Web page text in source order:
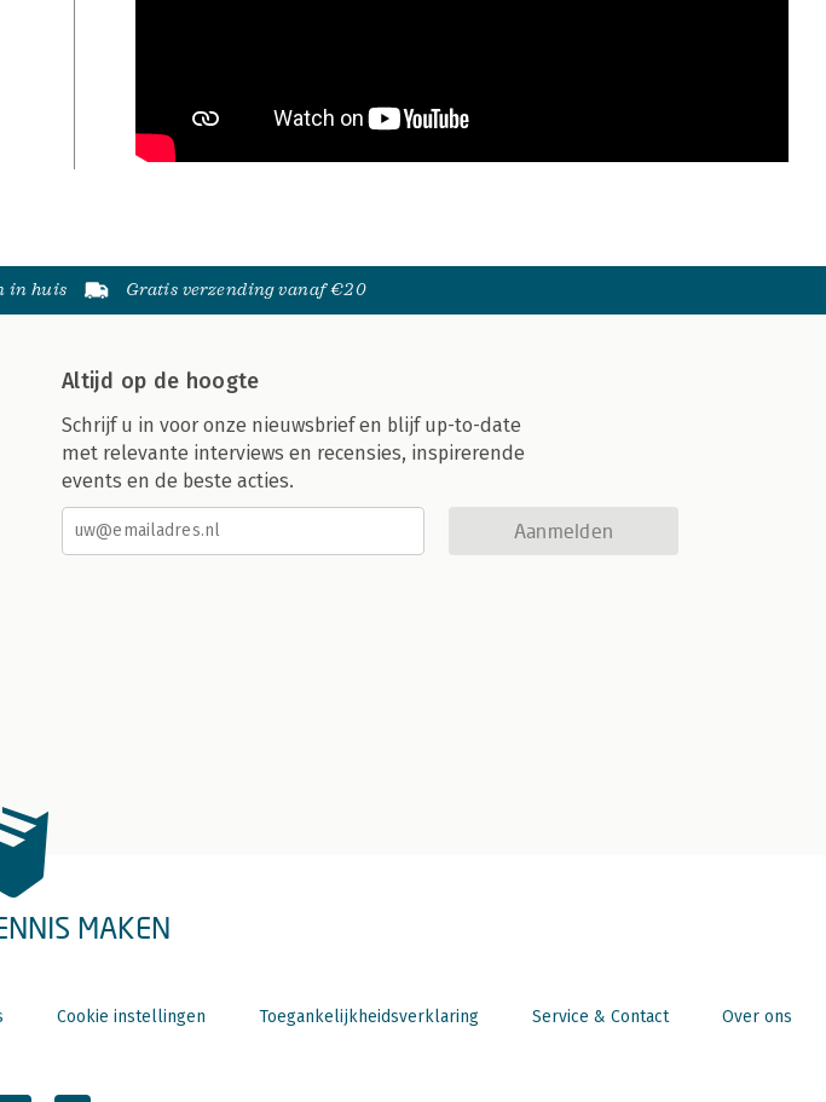
in huis Gratis verzending vanaf €20
Altijd op de hoogte
Schrijf u in voor onze nieuwsbrief en blijf up-to-date
met relevante interviews en recensies, inspirerende
events en de beste acties.
Aanmelden
MAKEN
Cookie instellingen Toegankelijkheidsverklaring Service & Contact Over ons